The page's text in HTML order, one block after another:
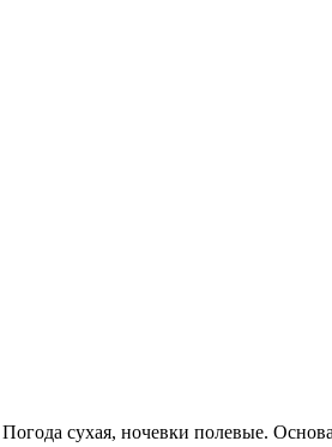
сухая, ночевки полевые.